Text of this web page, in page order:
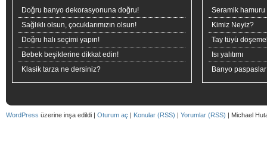
Doğru banyo dekorasyonuna doğru!
Sağlıklı olsun, çocuklarımızın olsun!
Doğru halı seçimi yapın!
Bebek beşiklerine dikkat edin!
Klasik tarza ne dersiniz?
Seramik hamuru
Kimiz Neyiz?
Tay tüyü
Isı yalıtımı
Banyo
WordPress üzerine inşa edildi | Oturum aç | Konular (RSS) | Yorumlar (RSS) | Michael